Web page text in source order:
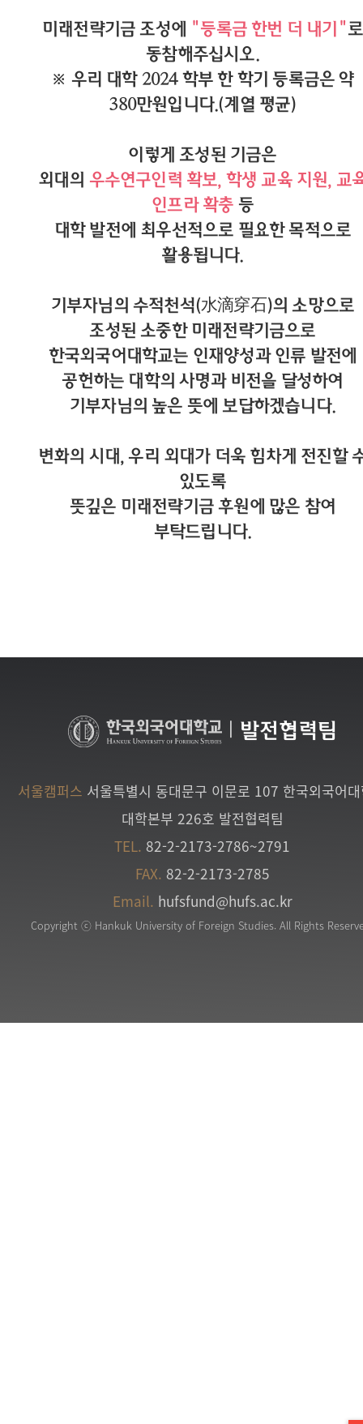
미래전략기금 조성에 "등록금 한번 더 내기"로
동참해주십시오.
※ 우리 대학 2024 학부 한 학기 등록금은 약
380만원입니다.(계열 평균)
이렇게 조성된 기금은
외대의 우수연구인력 확보, 학생 교육 지원, 교
인프라 확충 등
대학 발전에 최우선적으로 필요한 목적으로
활용됩니다.
기부자님의 수적천석(水滴穿石)의 소망으로
조성된 소중한 미래전략기금으로
한국외국어대학교는 인재양성과 인류 발전에
공헌하는 대학의 사명과 비전을 달성하여
기부자님의 높은 뜻에 보답하겠습니다.
변화의 시대, 우리 외대가 더욱 힘차게 전진할
있도록
뜻깊은 미래전략기금 후원에 많은 참여
부탁드립니다.
발전협력팀
서울캠퍼스 서울특별시 동대문구 이문로 107 한국외국어
대학본부 226호 발전협력팀
TEL. 82-2-2173-2786~2791
FAX. 82-2-2173-2785
Email. hufsfund@hufs.ac.kr
Copyright ⓒ Hankuk University of Foreign Studies. All Rights